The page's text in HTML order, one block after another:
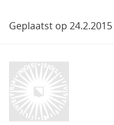
Geplaatst op 24.2.2015